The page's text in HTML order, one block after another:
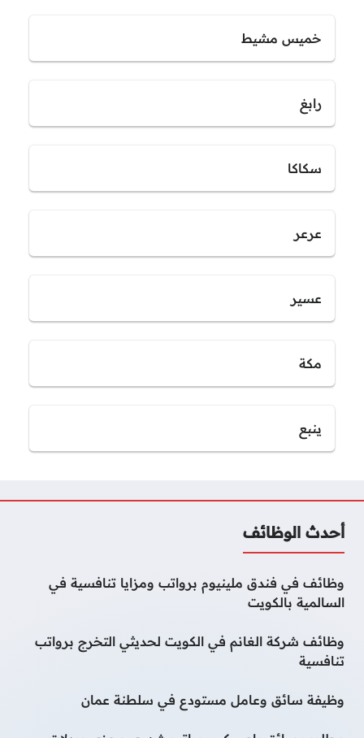
خميس مشيط
رابغ
سكاكا
عرعر
عسير
مكة
ينبع
أحدث الوظائف
وظائف في فندق ملينيوم برواتب ومزايا تنافسية في
السالمية بالكويت
وظائف شركة الغانم في الكويت لحديثي التخرج برواتب
تنافسية
وظيفة سائق وعامل مستودع في سلطنة عمان